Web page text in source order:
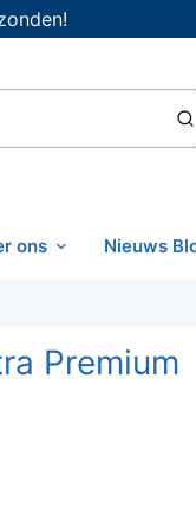
ons Nieuws
Premium